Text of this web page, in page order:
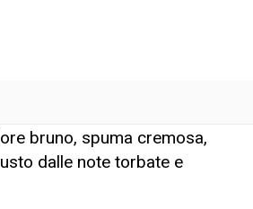
bruno, spuma cremosa,
dalle note torbate e